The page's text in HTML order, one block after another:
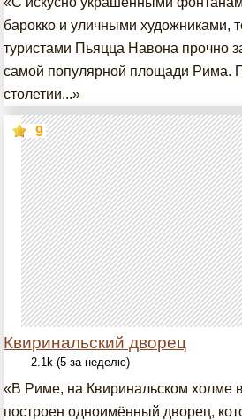
барокко и уличными художниками,
туристами Пьяцца Навона прочно
самой популярной площади Рима.
столетии...»
Квиринальский дворец
9
2.1k (5 за неделю)
«В Риме, на Квиринальском холме
построен одноимённый дворец,